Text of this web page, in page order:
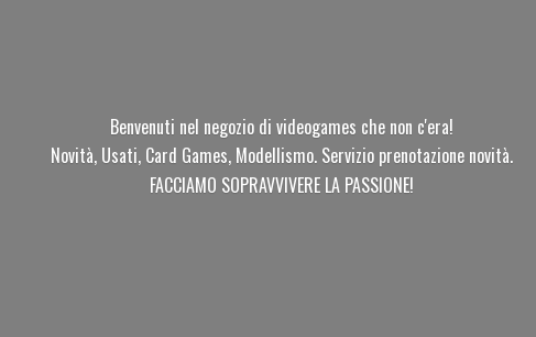
Benvenuti nel negozio di videogames che non c'era!
Novità, Usati, Card Games, Modellismo. Servizio prenotazione novità.
FACCIAMO SOPRAVVIVERE LA PASSIONE!